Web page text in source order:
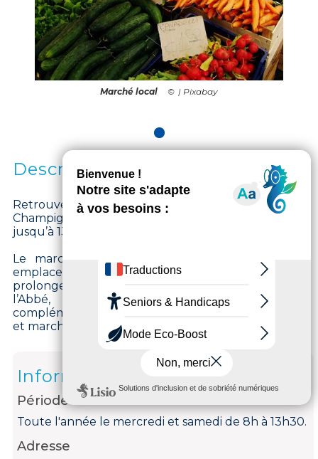
Marché local | Pixabay
Description
Retrouvez le Marché du Bois-l’Abbé de
Champigny-sur-Marne tous mercredi et samedi,
jusqu’à 13h30, route du Plessis-Trévise.
Le marché regroupe plus de 80 étals et les
emplacements sont très demandés. Situé dans le
prolongement du centre commercial du Bois-
l’Abbé, il constitue un bon exemple de
complémentarité entre commerce en boutiques
et marchés.
Informations
Période d'ouverture
Toute l'année le mercredi et samedi de 8h à 13h30.
Adresse